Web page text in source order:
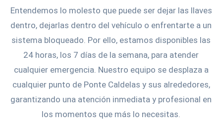
Entendemos lo molesto que puede ser dejar las llaves
dentro, dejarlas dentro del vehículo o enfrentarte a un
sistema bloqueado. Por ello, estamos disponibles las
24 horas, los 7 días de la semana, para atender
cualquier emergencia. Nuestro equipo se desplaza a
cualquier punto de Ponte Caldelas y sus alrededores,
garantizando una atención inmediata y profesional en
los momentos que más lo necesitas.